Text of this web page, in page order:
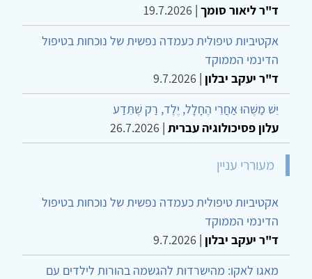
ד"ר ליאור סומך |
19.7.2026
אקטיביות טיפולית כעמדה נפשית של נוכחות בטיפול
הדינמי הממוקד
ד"ר יעקב יבלון |
9.7.2026
יֵשׁ מַשֶּׁהוּ אַחֲרֵי הֶחָלָל, יֶלֶד, רַק שֶׁתֵּדַע
עלון פסיכולוגיה עברית |
26.7.2026
מעוררי עניין
אקטיביות טיפולית כעמדה נפשית של נוכחות בטיפול
הדינמי הממוקד
ד"ר יעקב יבלון |
9.7.2026
מאגו לאקו: מהישרדות להגשמה בהורות לילדים עם